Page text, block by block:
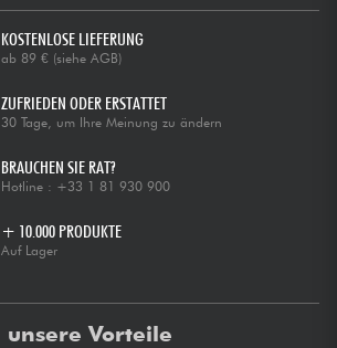
KOSTENLOSE LIEFERUNG
ab 89 € (siehe AGB)
ZUFRIEDEN ODER ERSTATTET
30 Tage, um Ihre Meinung zu ändern
BRAUCHEN SIE RAT?
Hotline : +33 1 81 930 900
+ 10.000 PRODUKTE
Auf Lager
unsere Vorteile